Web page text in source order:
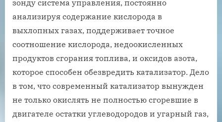
зонду система управления, постоянно
анализируя содержание кислорода в
выхлопных газах, поддерживает точное
соотношение кислорода, недоокисленных
продуктов сгорания топлива, и оксидов азота,
которое способен обезвредить катализатор. Дело
в том, что современный катализатор вынужден
не только окислять не полностью сгоревшие в
двигателе остатки углеводородов и угарный газ,